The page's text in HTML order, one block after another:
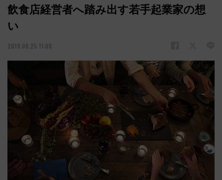
飲食店経営者へ踏み出す若手起業家の想
い
2019.08.25 11:08